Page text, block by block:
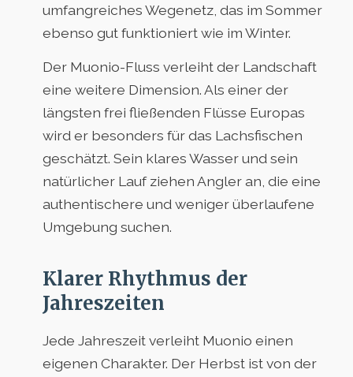
umfangreiches Wegenetz, das im Sommer
ebenso gut funktioniert wie im Winter.
Der Muonio-Fluss verleiht der Landschaft
eine weitere Dimension. Als einer der
längsten frei fließenden Flüsse Europas
wird er besonders für das Lachsfischen
geschätzt. Sein klares Wasser und sein
natürlicher Lauf ziehen Angler an, die eine
authentischere und weniger überlaufene
Umgebung suchen.
Klarer Rhythmus der
Jahreszeiten
Jede Jahreszeit verleiht Muonio einen
eigenen Charakter. Der Herbst ist von der